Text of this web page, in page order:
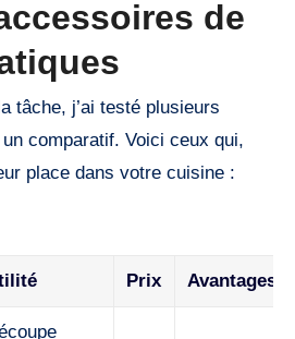
de
tâche, j’ai testé plusieurs
comparatif. Voici ceux qui,
place dans votre cuisine :
Prix Avantages